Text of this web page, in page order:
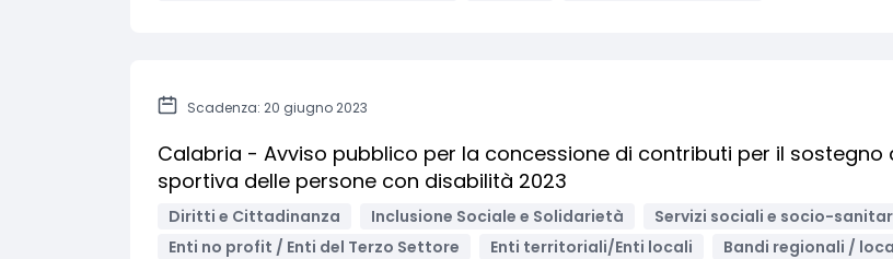
Scadenza: 20 giugno 2023
Calabria - Avviso pubblico per la concessione di contributi per il sostegno
sportiva delle persone con disabilità 2023
Diritti e Cittadinanza Inclusione Sociale e Solidarietà Servizi sociali e socio-
Enti no profit / Enti del Terzo Settore
Enti territoriali/Enti locali Bandi regionali /